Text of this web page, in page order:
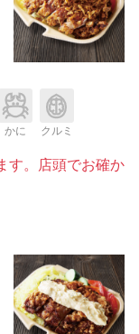
かに クルミ
す。店頭でお確か